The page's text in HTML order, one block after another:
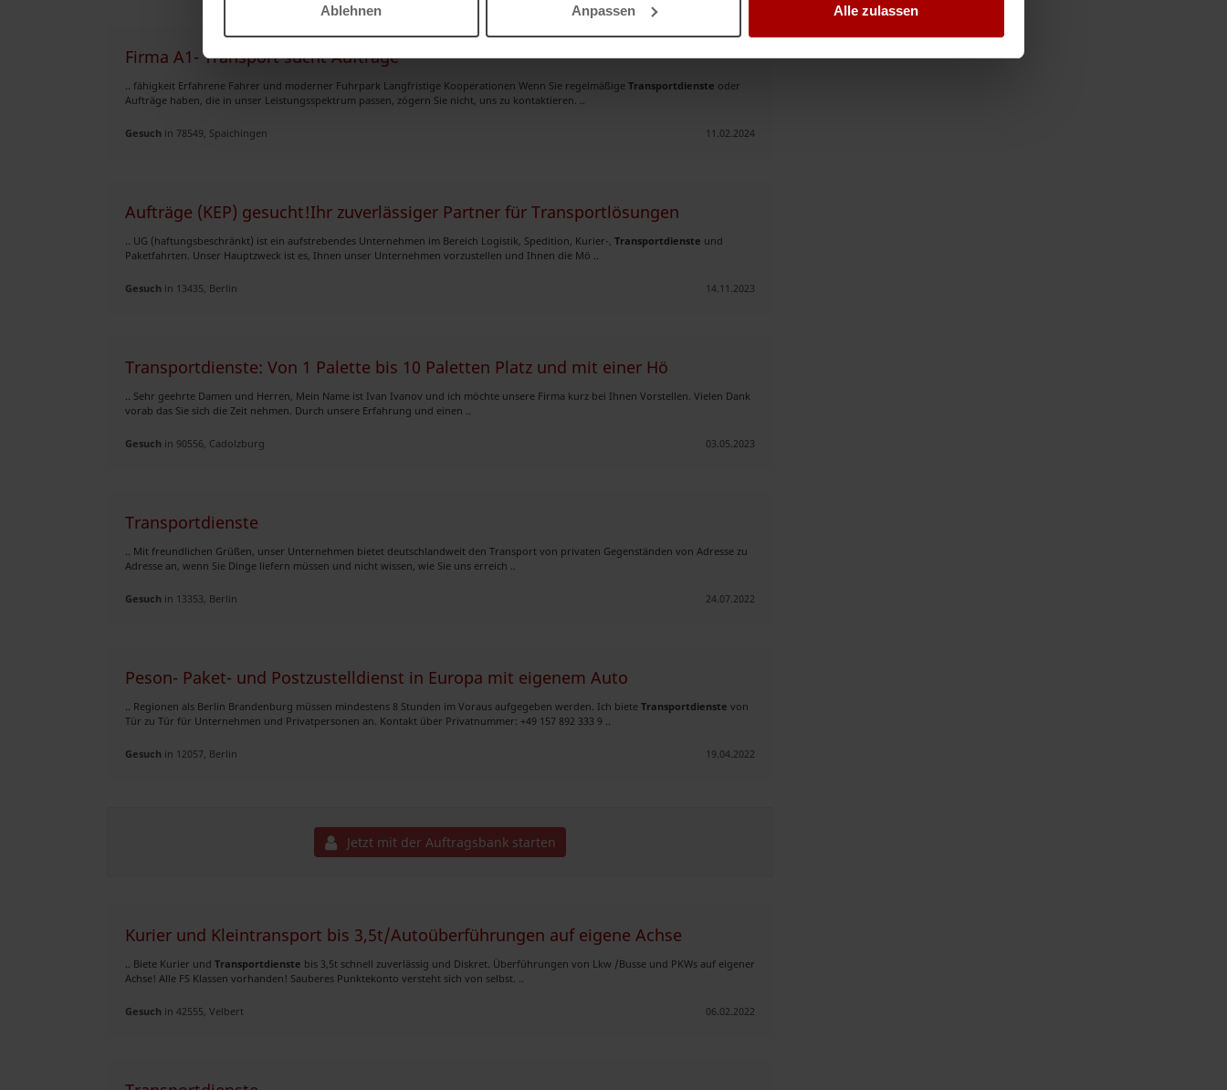
Ablehnen Anpassen Alle zulassen
Firma A1- Transport sucht Aufträge
.. fähigkeit Erfahrene Fahrer und moderner Fuhrpark Langfristige Kooperationen Wenn Sie regelmäßige Transportdienste oder
Aufträge haben, die in unser Leistungsspektrum passen, zögern Sie nicht, uns zu kontaktieren. ..
Gesuch in 78549, Spaichingen 11.02.2024
Aufträge (KEP) gesucht!Ihr zuverlässiger Partner für Transportlösungen
.. UG (haftungsbeschränkt) ist ein aufstrebendes Unternehmen im Bereich Logistik, Spedition, Kurier-, Transportdienste und
Paketfahrten. Unser Hauptzweck ist es, Ihnen unser Unternehmen vorzustellen und Ihnen die Mö ..
Gesuch in 13435, Berlin 14.11.2023
Transportdienste: Von 1 Palette bis 10 Paletten Platz und mit einer Hö
.. Sehr geehrte Damen und Herren, Mein Name ist Ivan Ivanov und ich möchte unsere Firma kurz bei Ihnen Vorstellen. Vielen Dank
vorab das Sie sich die Zeit nehmen. Durch unsere Erfahrung und einen ..
Gesuch in 90556, Cadolzburg 03.05.2023
Transportdienste
.. Mit freundlichen Grüßen, unser Unternehmen bietet deutschlandweit den Transport von privaten Gegenständen von Adresse zu
Adresse an, wenn Sie Dinge liefern müssen und nicht wissen, wie Sie uns erreich ..
Gesuch in 13353, Berlin 24.07.2022
Peson- Paket- und Postzustelldienst in Europa mit eigenem Auto
.. Regionen als Berlin Brandenburg müssen mindestens 8 Stunden im Voraus aufgegeben werden. Ich biete Transportdienste von
Tür zu Tür für Unternehmen und Privatpersonen an. Kontakt über Privatnummer: +49 157 892 333 9 ..
Gesuch in 12057, Berlin 19.04.2022
Jetzt mit der Auftragsbank starten
Kurier und Kleintransport bis 3,5t/Autoüberführungen auf eigene Achse
.. Biete Kurier und Transportdienste bis 3,5t schnell zuverlässig und Diskret. Überführungen von Lkw /Busse und PKWs auf eigener
Achse! Alle FS Klassen vorhanden! Sauberes Punktekonto versteht sich von selbst. ..
Gesuch in 42555, Velbert 06.02.2022